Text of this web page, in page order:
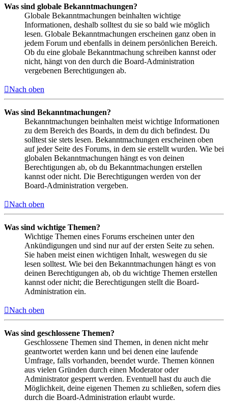
Was sind globale Bekanntmachungen?
Globale Bekanntmachungen beinhalten wichtige
Informationen, deshalb solltest du sie so bald wie möglich
lesen. Globale Bekanntmachungen erscheinen ganz oben in
jedem Forum und ebenfalls in deinem persönlichen Bereich.
Ob du eine globale Bekanntmachung schreiben kannst oder
nicht, hängt von den durch die Board-Administration
vergebenen Berechtigungen ab.
Nach oben
Was sind Bekanntmachungen?
Bekanntmachungen beinhalten meist wichtige Informationen
zu dem Bereich des Boards, in dem du dich befindest. Du
solltest sie stets lesen. Bekanntmachungen erscheinen oben
auf jeder Seite des Forums, in dem sie erstellt wurden. Wie bei
globalen Bekanntmachungen hängt es von deinen
Berechtigungen ab, ob du Bekanntmachungen erstellen
kannst oder nicht. Die Berechtigungen werden von der
Board-Administration vergeben.
Nach oben
Was sind wichtige Themen?
Wichtige Themen eines Forums erscheinen unter den
Ankündigungen und sind nur auf der ersten Seite zu sehen.
Sie haben meist einen wichtigen Inhalt, weswegen du sie
lesen solltest. Wie bei den Bekanntmachungen hängt es von
deinen Berechtigungen ab, ob du wichtige Themen erstellen
kannst oder nicht; die Berechtigungen stellt die Board-
Administration ein.
Nach oben
Was sind geschlossene Themen?
Geschlossene Themen sind Themen, in denen nicht mehr
geantwortet werden kann und bei denen eine laufende
Umfrage, falls vorhanden, beendet wurde. Themen können
aus vielen Gründen durch einen Moderator oder
Administrator gesperrt werden. Eventuell hast du auch die
Möglichkeit, deine eigenen Themen zu schließen, sofern dies
durch die Board-Administration erlaubt wurde.